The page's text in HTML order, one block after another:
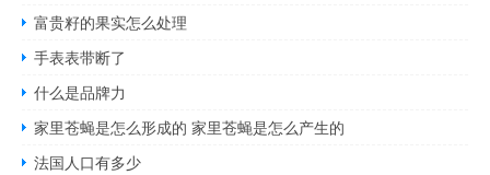
富贵籽的果实怎么处理
手表表带断了
什么是品牌力
家里苍蝇是怎么形成的 家里苍蝇是怎么产生的
法国人口有多少